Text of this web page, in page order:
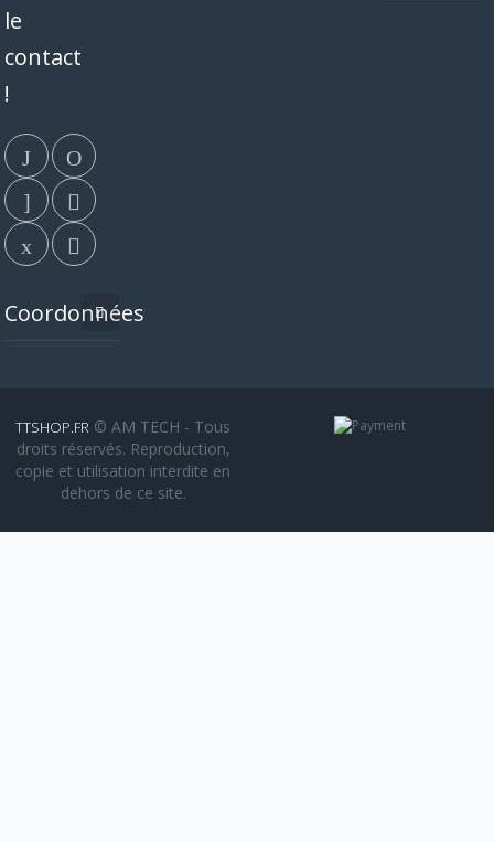
le
contact
!
Coordonnées
TTSHOP.FR © AM TECH - Tous
droits réservés. Reproduction,
copie et utilisation interdite en
dehors de ce site.